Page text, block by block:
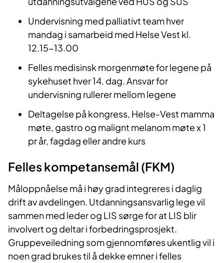
Undervisning med palliativt team hver
mandag i samarbeid med Helse Vest kl.
12.15-13.00
Felles medisinsk morgenmøte for legene på
sykehuset hver 14. dag. Ansvar for
undervisning rullerer mellom legene
Deltagelse på kongress, Helse-Vest mamma
møte, gastro og malignt melanom møte x 1
pr år, fagdag eller andre kurs
Felles kompetansemål (FKM)
Måloppnåelse må i høy grad integreres i daglig
drift av avdelingen. Utdanningsansvarlig lege vil
sammen med leder og LIS sørge for at LIS blir
involvert og deltar i forbedringsprosjekt.
Gruppeveiledning som gjennomføres ukentlig vil i
noen grad brukes til å dekke emner i felles